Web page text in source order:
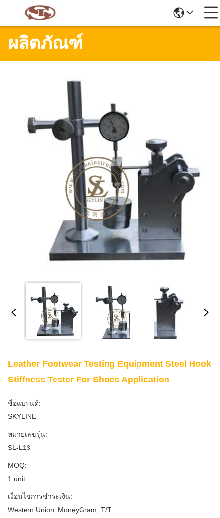
ผลิตภัณฑ์
Leather Footwear Testing Equipment Steel Hook
Stiffness Tester For Shoes Application
ชื่อแบรนด์:
SKYLINE
หมายเลขรุ่น:
SL-L13
MOQ:
1 unit
เงื่อนไขการชำระเงิน:
Western Union, MoneyGram, T/T